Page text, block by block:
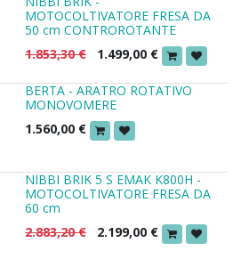
MOTOCOLTIVATORE FRESA DA
50 cm CONTROROTANTE
1.853,30€ 1.499,00 €
BERTA - ARATRO ROTATIVO
MONOVOMERE
1.560,00 €
NIBBI BRIK 5 S EMAK K800H -
MOTOCOLTIVATORE FRESA DA
60 cm
2.883,20€ 2.199,00 €